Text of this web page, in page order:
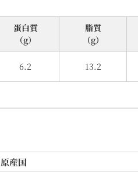
蛋⽩質
（g）
6.2
脂質
（g）
13.2
原産国